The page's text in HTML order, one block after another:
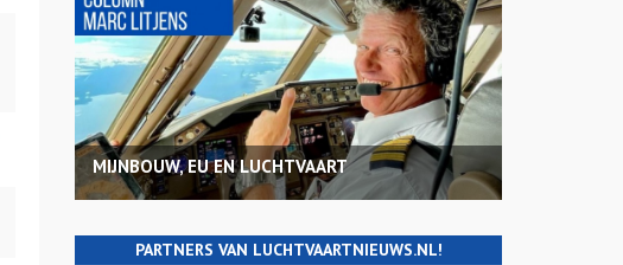
MIJNBOUW, EU EN LUCHTVAART
PARTNERS VAN LUCHTVAARTNIEUWS.NL!